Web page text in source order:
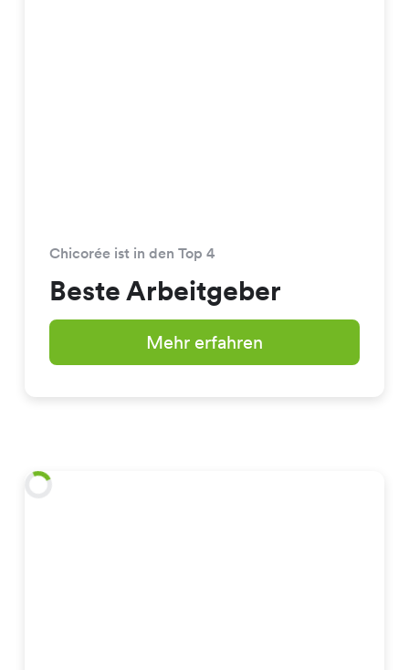
Chicorée ist in den Top 4
Beste Arbeitgeber
Mehr erfahren